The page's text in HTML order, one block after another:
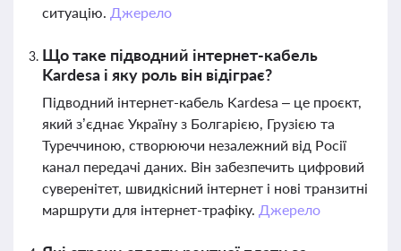
ситуацію. Джерело
Що таке підводний інтернет-кабель
Kardesa і яку роль він відіграє?
Підводний інтернет-кабель Kardesa – це проєкт,
який з’єднає Україну з Болгарією, Грузією та
Туреччиною, створюючи незалежний від Росії
канал передачі даних. Він забезпечить цифровий
суверенітет, швидкісний інтернет і нові транзитні
маршрути для інтернет-трафіку. Джерело